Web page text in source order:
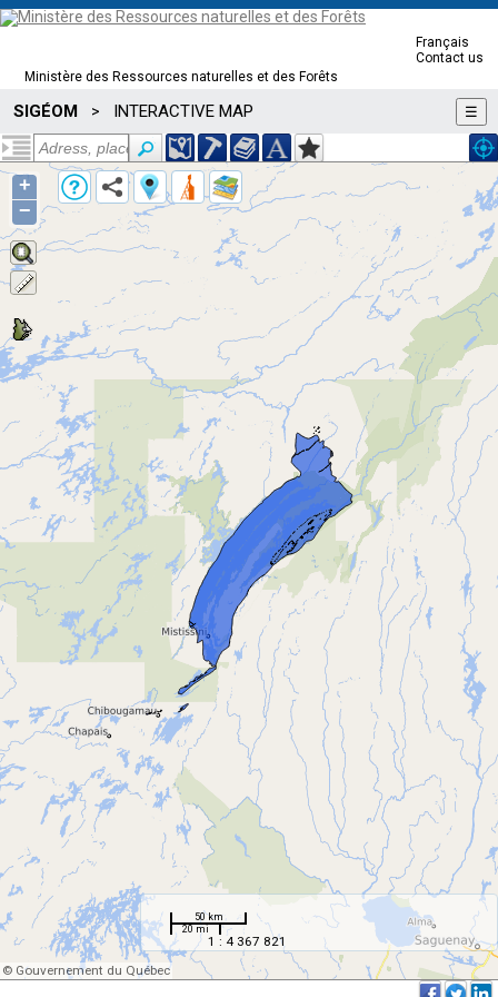
Ministère des Ressources naturelles et des Forêts
Français
Contact us
SIGÉOM > INTERACTIVE MAP ☰
50 km
20 mi
1 : 4 367 821
© Gouvernement du Québec
+
−